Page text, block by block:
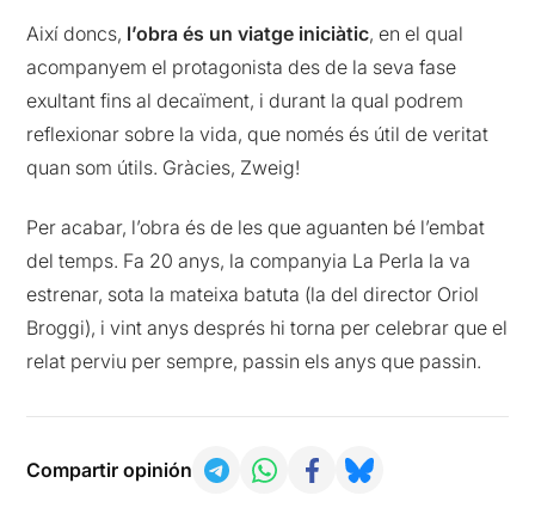
Així doncs, l’obra és un viatge iniciàtic, en el qual
acompanyem el protagonista des de la seva fase
exultant fins al decaïment, i durant la qual podrem
reflexionar sobre la vida, que només és útil de veritat
quan som útils. Gràcies, Zweig!
Per acabar, l’obra és de les que aguanten bé l’embat
del temps. Fa 20 anys, la companyia La Perla la va
estrenar, sota la mateixa batuta (la del director Oriol
Broggi), i vint anys després hi torna per celebrar que el
relat perviu per sempre, passin els anys que passin.
Compartir opinión